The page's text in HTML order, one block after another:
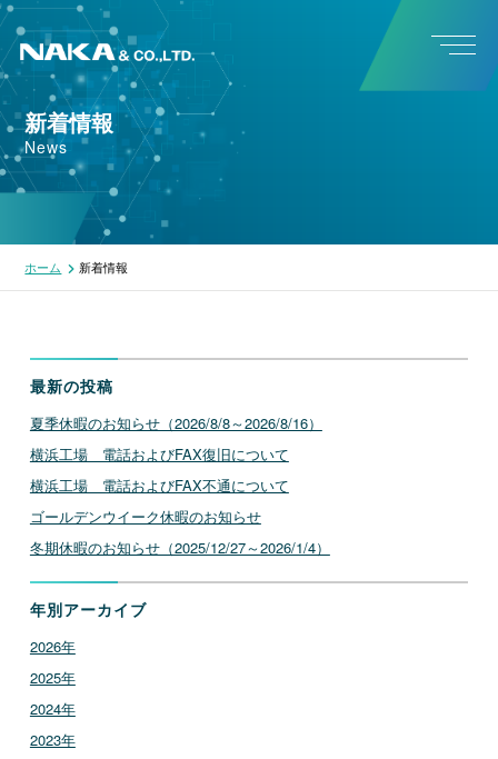
新着情報
News
ホーム 新着情報
最新の投稿
夏季休暇のお知らせ（2026/8/8～2026/8/16）
横浜工場 電話およびFAX復旧について
横浜工場 電話およびFAX不通について
ゴールデンウイーク休暇のお知らせ
冬期休暇のお知らせ（2025/12/27～2026/1/4）
年別アーカイブ
2026年
2025年
2024年
2023年